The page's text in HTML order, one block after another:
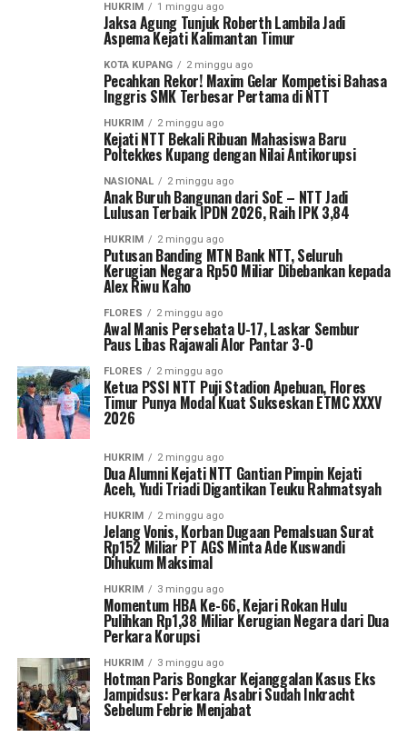
HUKRIM 1 minggu ago
Jaksa Agung Tunjuk Roberth Lambila Jadi
Aspema Kejati Kalimantan Timur
KOTA KUPANG 2 minggu ago
Pecahkan Rekor! Maxim Gelar Kompetisi Bahasa
Inggris SMK Terbesar Pertama di NTT
HUKRIM 2 minggu ago
Kejati NTT Bekali Ribuan Mahasiswa Baru
Poltekkes Kupang dengan Nilai Antikorupsi
NASIONAL 2 minggu ago
Anak Buruh Bangunan dari SoE – NTT Jadi
Lulusan Terbaik IPDN 2026, Raih IPK 3,84
HUKRIM 2 minggu ago
Putusan Banding MTN Bank NTT, Seluruh
Kerugian Negara Rp50 Miliar Dibebankan kepada
Alex Riwu Kaho
FLORES 2 minggu ago
Awal Manis Persebata U-17, Laskar Sembur
Paus Libas Rajawali Alor Pantar 3-0
FLORES 2 minggu ago
Ketua PSSI NTT Puji Stadion Apebuan, Flores
Timur Punya Modal Kuat Sukseskan ETMC XXXV
2026
HUKRIM 2 minggu ago
Dua Alumni Kejati NTT Gantian Pimpin Kejati
Aceh, Yudi Triadi Digantikan Teuku Rahmatsyah
HUKRIM 2 minggu ago
Jelang Vonis, Korban Dugaan Pemalsuan Surat
Rp152 Miliar PT AGS Minta Ade Kuswandi
Dihukum Maksimal
HUKRIM 3 minggu ago
Momentum HBA Ke-66, Kejari Rokan Hulu
Pulihkan Rp1,38 Miliar Kerugian Negara dari Dua
Perkara Korupsi
HUKRIM 3 minggu ago
Hotman Paris Bongkar Kejanggalan Kasus Eks
Jampidsus: Perkara Asabri Sudah Inkracht
Sebelum Febrie Menjabat